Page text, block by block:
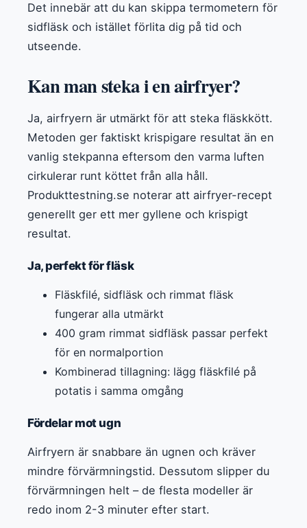
Det innebär att du kan skippa termometern för
sidfläsk och istället förlita dig på tid och
utseende.
Kan man steka i en airfryer?
Ja, airfryern är utmärkt för att steka fläskkött.
Metoden ger faktiskt krispigare resultat än en
vanlig stekpanna eftersom den varma luften
cirkulerar runt köttet från alla håll.
Produkttestning.se noterar att airfryer-recept
generellt ger ett mer gyllene och krispigt
resultat.
Ja, perfekt för fläsk
Fläskfilé, sidfläsk och rimmat fläsk
fungerar alla utmärkt
400 gram rimmat sidfläsk passar perfekt
för en normalportion
Kombinerad tillagning: lägg fläskfilé på
potatis i samma omgång
Fördelar mot ugn
Airfryern är snabbare än ugnen och kräver
mindre förvärmningstid. Dessutom slipper du
förvärmningen helt – de flesta modeller är
redo inom 2-3 minuter efter start.